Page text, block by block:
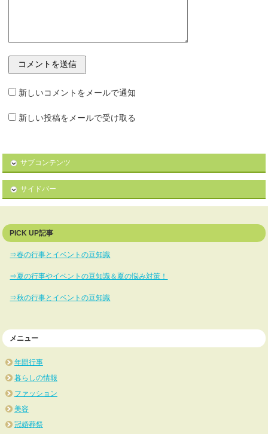
新しいコメントをメールで通知
新しい投稿をメールで受け取る
サブコンテンツ
サイドバー
PICK UP記事
⇒春の行事とイベントの豆知識
⇒夏の行事やイベントの豆知識＆夏の悩み対策！
⇒秋の行事とイベントの豆知識
メニュー
年間行事
暮らしの情報
ファッション
美容
冠婚葬祭